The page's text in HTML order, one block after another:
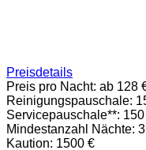
Preisdetails
Preis pro Nacht: ab 128
Reinigungspauschale:
Servicepauschale**:
Mindestanzahl Nächte: 3
Kaution: 1500 €